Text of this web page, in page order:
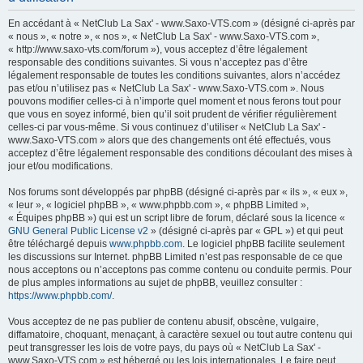
h
En accédant à « NetClub La Sax' - www.Saxo-VTS.com » (désigné ci-après par
« nous », « notre », « nos », « NetClub La Sax' - www.Saxo-VTS.com »,
« http://www.saxo-vts.com/forum »), vous acceptez d’être légalement
responsable des conditions suivantes. Si vous n’acceptez pas d’être
légalement responsable de toutes les conditions suivantes, alors n’accédez
pas et/ou n’utilisez pas « NetClub La Sax' - www.Saxo-VTS.com ». Nous
pouvons modifier celles-ci à n’importe quel moment et nous ferons tout pour
que vous en soyez informé, bien qu’il soit prudent de vérifier régulièrement
celles-ci par vous-même. Si vous continuez d’utiliser « NetClub La Sax' -
www.Saxo-VTS.com » alors que des changements ont été effectués, vous
acceptez d’être légalement responsable des conditions découlant des mises à
jour et/ou modifications.
Nos forums sont développés par phpBB (désigné ci-après par « ils », « eux »,
« leur », « logiciel phpBB », « www.phpbb.com », « phpBB Limited »,
« Équipes phpBB ») qui est un script libre de forum, déclaré sous la licence «
GNU General Public License v2 » (désigné ci-après par « GPL ») et qui peut
être téléchargé depuis www.phpbb.com. Le logiciel phpBB facilite seulement
les discussions sur Internet. phpBB Limited n’est pas responsable de ce que
nous acceptons ou n’acceptons pas comme contenu ou conduite permis. Pour
de plus amples informations au sujet de phpBB, veuillez consulter :
https://www.phpbb.com/.
Vous acceptez de ne pas publier de contenu abusif, obscène, vulgaire,
diffamatoire, choquant, menaçant, à caractère sexuel ou tout autre contenu qui
peut transgresser les lois de votre pays, du pays où « NetClub La Sax' -
www.Saxo-VTS.com » est hébergé ou les lois internationales. Le faire peut